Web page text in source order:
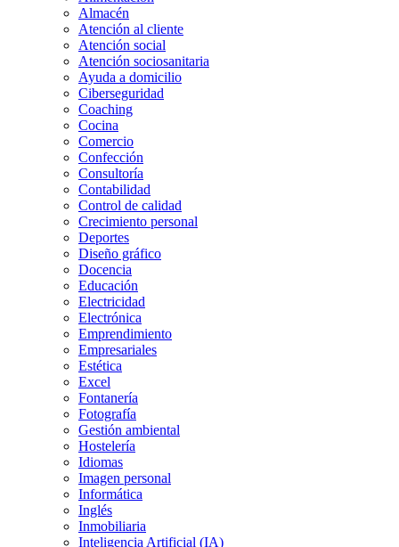
Almacén
Atención al cliente
Atención social
Atención sociosanitaria
Ayuda a domicilio
Ciberseguridad
Coaching
Cocina
Comercio
Confección
Consultoría
Contabilidad
Control de calidad
Crecimiento personal
Deportes
Diseño gráfico
Docencia
Educación
Electricidad
Electrónica
Emprendimiento
Empresariales
Estética
Excel
Fontanería
Fotografía
Gestión ambiental
Hostelería
Idiomas
Imagen personal
Informática
Inglés
Inmobiliaria
Inteligencia Artificial (IA)